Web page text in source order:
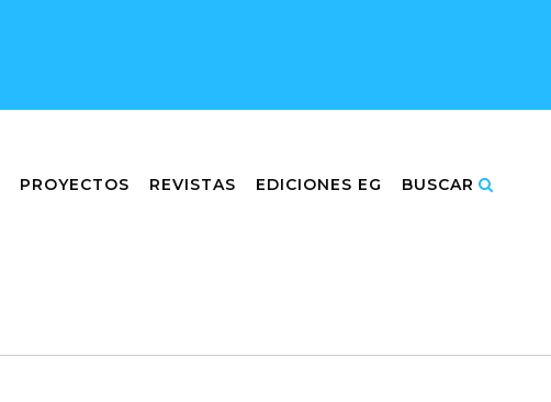
PROYECTOS REVISTAS EDICIONES EG BUSCAR